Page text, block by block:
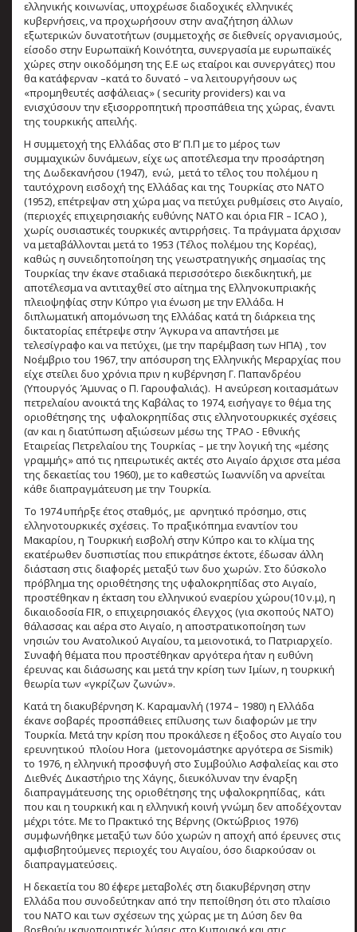
ελληνικής κοινωνίας, υποχρέωσε διαδοχικές ελληνικές
κυβερνήσεις, να προχωρήσουν στην αναζήτηση άλλων
εξωτερικών δυνατοτήτων (συμμετοχής σε διεθνείς οργανισμούς,
είσοδο στην Ευρωπαϊκή Κοινότητα, συνεργασία με ευρωπαϊκές
χώρες στην οικοδόμηση της Ε.Ε ως εταίροι και συνεργάτες) που
θα κατάφερναν –κατά το δυνατό – να λειτουργήσουν ως
«προμηθευτές ασφάλειας» ( security providers) και να
ενισχύσουν την εξισορροπητική προσπάθεια της χώρας, έναντι
της τουρκικής απειλής.
Η συμμετοχή της Ελλάδας στο Β’ Π.Π με το μέρος των
συμμαχικών δυνάμεων, είχε ως αποτέλεσμα την προσάρτηση
της Δωδεκανήσου (1947), ενώ, μετά το τέλος του πολέμου η
ταυτόχρονη εισδοχή της Ελλάδας και της Τουρκίας στο ΝΑΤΟ
(1952), επέτρεψαν στη χώρα μας να πετύχει ρυθμίσεις στο Αιγαίο,
(περιοχές επιχειρησιακής ευθύνης ΝΑΤΟ και όρια FIR – ICAO ),
χωρίς ουσιαστικές τουρκικές αντιρρήσεις. Τα πράγματα άρχισαν
να μεταβάλλονται μετά το 1953 (Τέλος πολέμου της Κορέας),
καθώς η συνειδητοποίηση της γεωστρατηγικής σημασίας της
Τουρκίας την έκανε σταδιακά περισσότερο διεκδικητική, με
αποτέλεσμα να αντιταχθεί στο αίτημα της Ελληνοκυπριακής
πλειοψηφίας στην Κύπρο για ένωση με την Ελλάδα. Η
διπλωματική απομόνωση της Ελλάδας κατά τη διάρκεια της
δικτατορίας επέτρεψε στην Άγκυρα να απαντήσει με
τελεσίγραφο και να πετύχει, (με την παρέμβαση των ΗΠΑ) , τον
Νοέμβριο του 1967, την απόσυρση της Ελληνικής Μεραρχίας που
είχε στείλει δυο χρόνια πριν η κυβέρνηση Γ. Παπανδρέου
(Υπουργός Άμυνας ο Π. Γαρουφαλιάς). Η ανεύρεση κοιτασμάτων
πετρελαίου ανοικτά της Καβάλας το 1974, εισήγαγε το θέμα της
οριοθέτησης της υφαλοκρηπίδας στις ελληνοτουρκικές σχέσεις
(αν και η διατύπωση αξιώσεων μέσω της ΤΡΑΟ - Εθνικής
Εταιρείας Πετρελαίου της Τουρκίας – με την λογική της «μέσης
γραμμής» από τις ηπειρωτικές ακτές στο Αιγαίο άρχισε στα μέσα
της δεκαετίας του 1960), με το καθεστώς Ιωαννίδη να αρνείται
κάθε διαπραγμάτευση με την Τουρκία.
Το 1974 υπήρξε έτος σταθμός, με αρνητικό πρόσημο, στις
ελληνοτουρκικές σχέσεις. Το πραξικόπημα εναντίον του
Μακαρίου, η Τουρκική εισβολή στην Κύπρο και το κλίμα της
εκατέρωθεν δυσπιστίας που επικράτησε έκτοτε, έδωσαν άλλη
διάσταση στις διαφορές μεταξύ των δυο χωρών. Στο δύσκολο
πρόβλημα της οριοθέτησης της υφαλοκρηπίδας στο Αιγαίο,
προστέθηκαν η έκταση του ελληνικού εναερίου χώρου(10 ν.μ), η
δικαιοδοσία FIR, ο επιχειρησιακός έλεγχος (για σκοπούς ΝΑΤΟ)
θάλασσας και αέρα στο Αιγαίο, η αποστρατικοποίηση των
νησιών του Ανατολικού Αιγαίου, τα μειονοτικά, το Πατριαρχείο.
Συναφή θέματα που προστέθηκαν αργότερα ήταν η ευθύνη
έρευνας και διάσωσης και μετά την κρίση των Ιμίων, η τουρκική
θεωρία των «γκρίζων ζωνών».
Κατά τη διακυβέρνηση Κ. Καραμανλή (1974 – 1980) η Ελλάδα
έκανε σοβαρές προσπάθειες επίλυσης των διαφορών με την
Τουρκία. Μετά την κρίση που προκάλεσε η έξοδος στο Αιγαίο του
ερευνητικού πλοίου Hora (μετονομάστηκε αργότερα σε Sismik)
το 1976, η ελληνική προσφυγή στο Συμβούλιο Ασφαλείας και στο
Διεθνές Δικαστήριο της Χάγης, διευκόλυναν την έναρξη
διαπραγμάτευσης της οριοθέτησης της υφαλοκρηπίδας, κάτι
που και η τουρκική και η ελληνική κοινή γνώμη δεν αποδέχονταν
μέχρι τότε. Με το Πρακτικό της Βέρνης (Οκτώβριος 1976)
συμφωνήθηκε μεταξύ των δύο χωρών η αποχή από έρευνες στις
αμφισβητούμενες περιοχές του Αιγαίου, όσο διαρκούσαν οι
διαπραγματεύσεις.
Η δεκαετία του 80 έφερε μεταβολές στη διακυβέρνηση στην
Ελλάδα που συνοδεύτηκαν από την πεποίθηση ότι στο πλαίσιο
του ΝΑΤΟ και των σχέσεων της χώρας με τη Δύση δεν θα